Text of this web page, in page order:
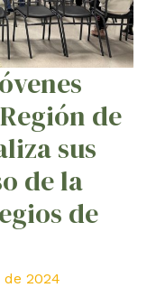
de
sus
de la
de
2024